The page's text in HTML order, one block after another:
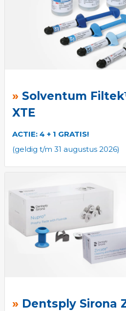
Solventum
XTE
ACTIE: 4 + 1 GRATIS!
(geldig t/m 31 augustus 2026)
Dentsply Sirona